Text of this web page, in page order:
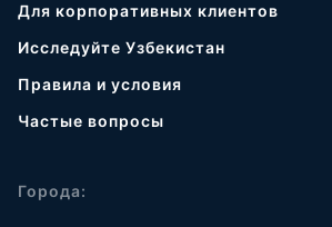
Для корпоративных клиентов
Исследуйте Узбекистан
Правила и условия
Частые вопросы
Города: